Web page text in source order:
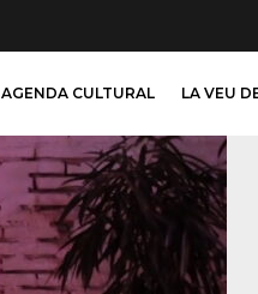
AGENDA CULTURAL LA VEU